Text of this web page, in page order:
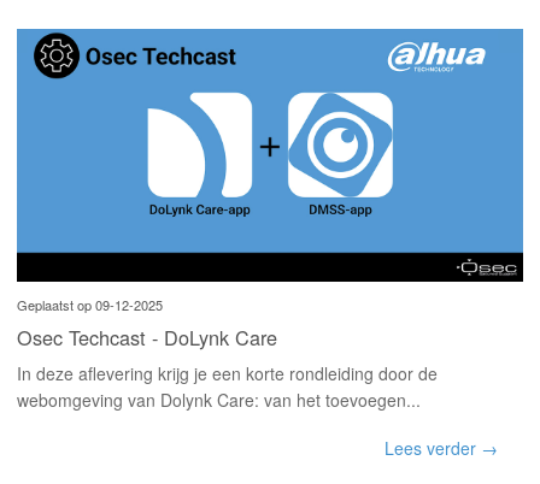
Geplaatst op 09-12-2025
Osec Techcast - DoLynk Care
In deze aflevering krijg je een korte rondleiding door de
webomgeving van Dolynk Care: van het toevoegen...
Lees verder →